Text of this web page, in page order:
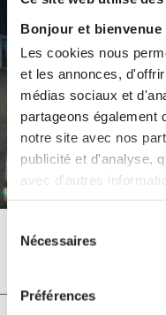
Bonjour et
Les cookies nous
et les annonces,
médias sociaux et
partageons également
notre site avec nos
publicité et d'analyse,
avec d'autres
Nécessaires
Préférences